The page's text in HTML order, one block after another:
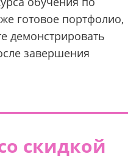
готовое портфолио,
демонстрировать
завершения
скидкой